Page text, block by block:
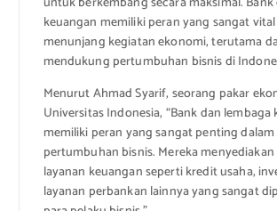
keuangan memiliki peran yang sangat
menunjang kegiatan ekonomi, terutama
mendukung pertumbuhan bisnis di
Menurut Ahmad Syarif, seorang pakar
Universitas Indonesia, “Bank dan lembaga
memiliki peran yang sangat penting
pertumbuhan bisnis. Mereka
layanan keuangan seperti kredit usaha,
layanan perbankan lainnya yang sangat